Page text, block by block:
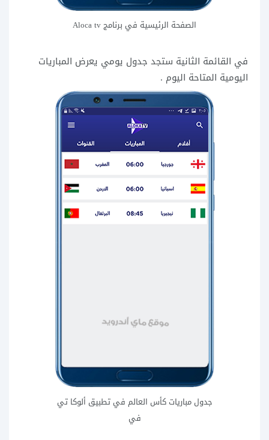
الصفحة الرئيسية في برنامج Aloca tv
في القائمة الثانية ستجد جدول يومي يعرض المباريات
اليومية المتاحة اليوم .
جدول مباريات كأس العالم في تطبيق ألوكا تي
في